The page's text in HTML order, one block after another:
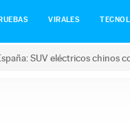
VIRALES
SUV eléctricos chinos